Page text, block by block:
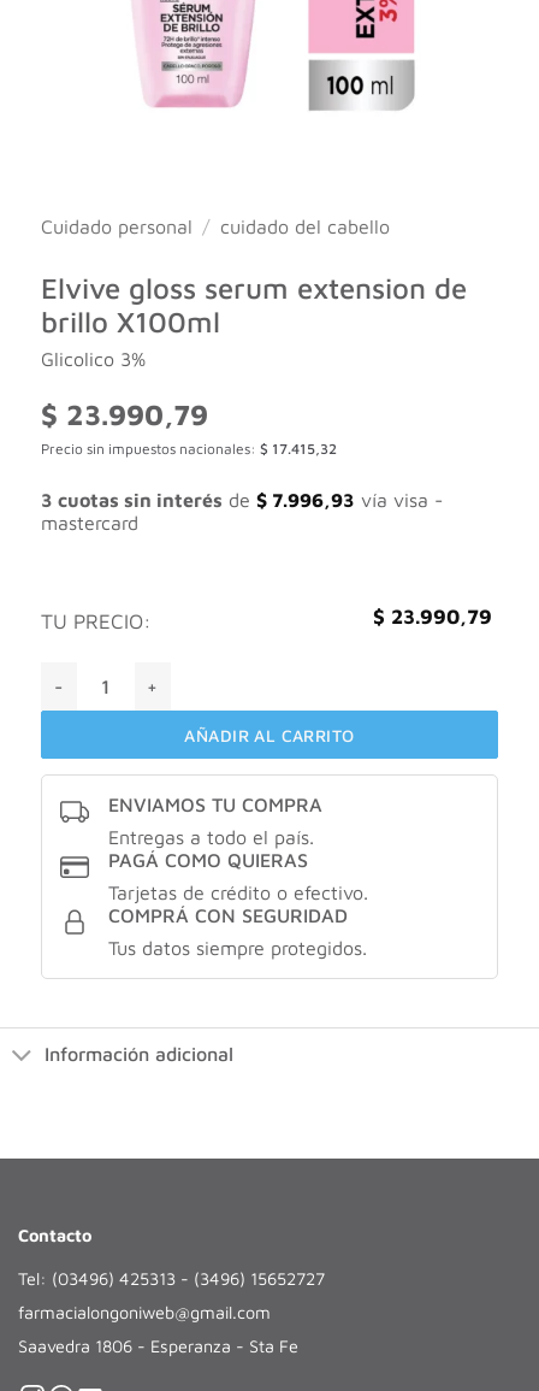
Cuidado personal / cuidado del cabello
Elvive gloss serum extension de
brillo X100ml
Glicolico 3%
$ 23.990,79
Precio sin impuestos nacionales: $ 17.415,32
3 cuotas sin interés de $7.996,93 vía visa -
mastercard
TU PRECIO: $ 23.990,79
AÑADIR AL CARRITO
ENVIAMOS TU COMPRA
Entregas a todo el país.
PAGÁ COMO QUIERAS
Tarjetas de crédito o efectivo.
COMPRÁ CON SEGURIDAD
Tus datos siempre protegidos.
Información adicional
Contacto
Tel: (03496) 425313 - (3496) 15652727
farmacialongoniweb@gmail.com
Saavedra 1806 - Esperanza - Sta Fe